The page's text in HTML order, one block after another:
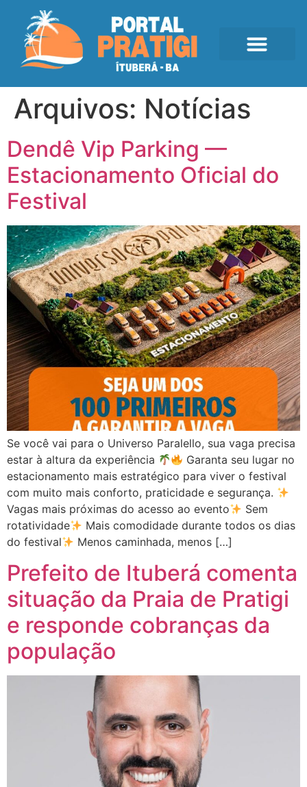
Arquivos: Notícias
Dendê Vip Parking —
Estacionamento Oficial do
Festival
Se você vai para o Universo Paralello, sua vaga precisa
estar à altura da experiência
Garanta seu lugar no
estacionamento mais estratégico para viver o festival
com muito mais conforto, praticidade e segurança.
Vagas mais próximas do acesso ao evento
Sem
rotatividade
Mais comodidade durante todos os dias
do festival
Menos caminhada, menos […]
Prefeito de Ituberá comenta
situação da Praia de Pratigi
e responde cobranças da
população